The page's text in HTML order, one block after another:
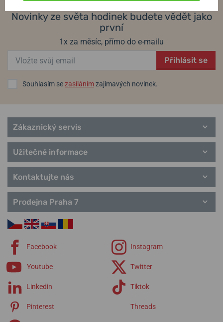
Novinky ze světa hodinek budete vědět jako
první
1x za měsíc, přímo do e-mailu
Přihlásit se
Souhlasím sezasílánímzajímavých novinek.
Zákaznický servis
Užitečné informace
Kontaktujte nás
Prodejna Praha 7
Facebook Instagram
Youtube Twitter
Linkedin Tiktok
Pinterest Threads